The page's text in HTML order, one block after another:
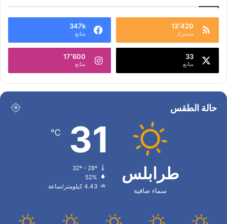
13٬420
مشترك
347k
متابع
33
متابع
17٬600
متابع
حالة الطقس
طرابلس
سماء صافية
31
℃
52%
4.43 كيلومتر/ساعة